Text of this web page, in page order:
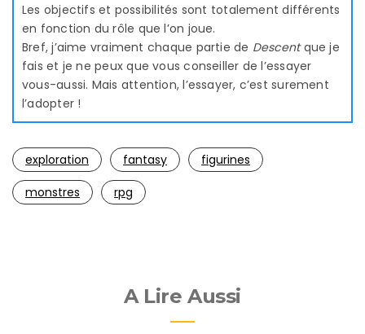
Les objectifs et possibilités sont totalement différents
en fonction du rôle que l’on joue.
Bref, j’aime vraiment chaque partie de Descentque je
fais et je ne peux que vous conseiller de l’essayer
vous-aussi. Mais attention, l’essayer, c’est surement
l’adopter !
exploration fantasy
figurines
monstres
rpg
A Lire Aussi